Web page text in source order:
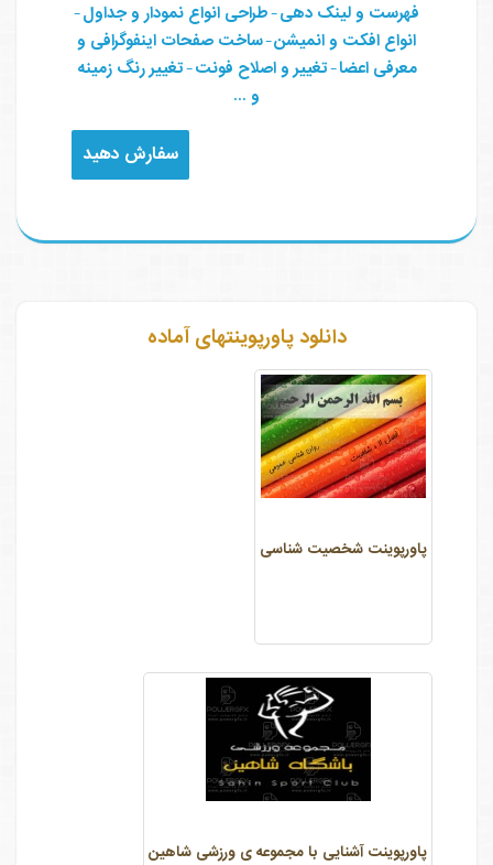
فهرست و لینک دهی-طراحی انواع نمودار و جداول-
انواع افکت و انمیشن-ساخت صفحات اینفوگرافی و
معرفی اعضا-تغییر و اصلاح فونت-تغییر رنگ زمینه
و ...
سفارش دهید
دانلود پاورپوینتهای آماده
پاورپوینت شخصیت شناسی
پاورپوینت آشنایی با مجموعه ی ورزشی شاهین